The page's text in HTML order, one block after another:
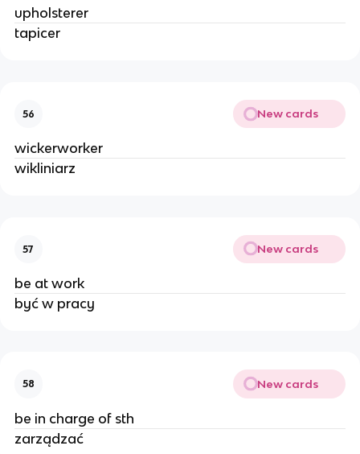
upholsterer
tapicer
56 New cards
wickerworker
wikliniarz
57 New cards
be at work
być w pracy
58 New cards
be in charge of sth
zarządzać